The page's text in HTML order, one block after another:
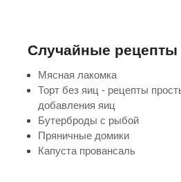
Случайные рецепты
Мясная лакомка
Торт без яиц - рецепты
добавления яиц
Бутерброды с рыбой
Пряничные домики
Капуста провансаль